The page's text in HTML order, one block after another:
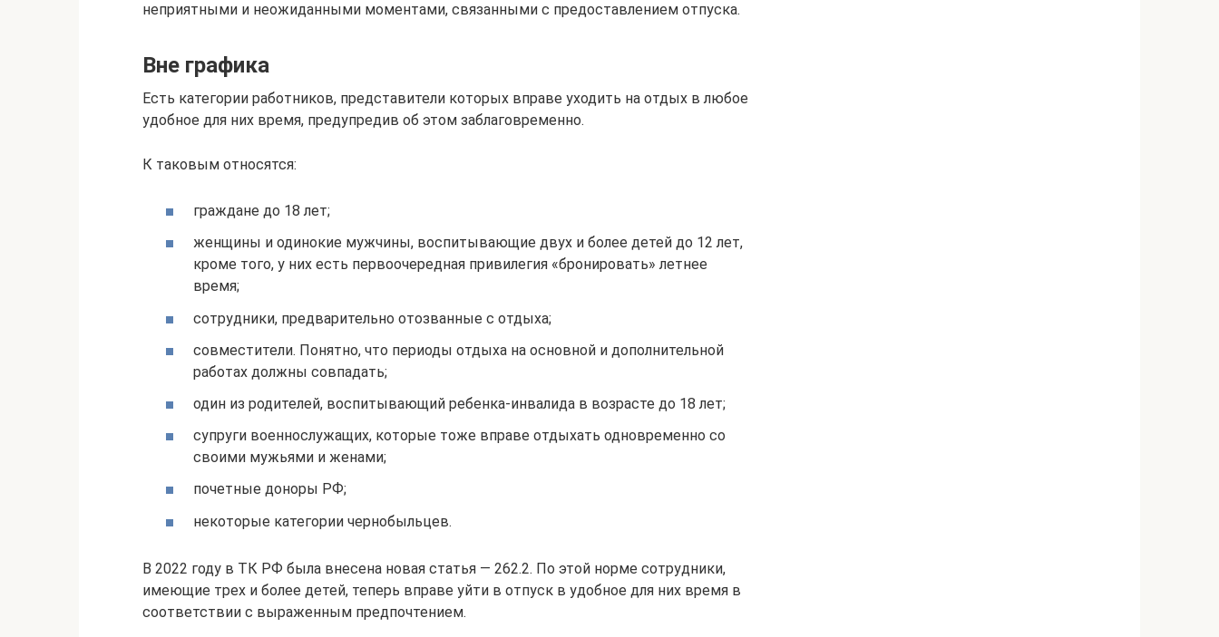
неприятными и неожиданными моментами, связанными с предоставлением отпуска.
Вне графика
Есть категории работников, представители которых вправе уходить на отдых в любое
удобное для них время, предупредив об этом заблаговременно.
К таковым относятся:
граждане до 18 лет;
женщины и одинокие мужчины, воспитывающие двух и более детей до 12 лет,
кроме того, у них есть первоочередная привилегия «бронировать» летнее
время;
сотрудники, предварительно отозванные с отдыха;
совместители. Понятно, что периоды отдыха на основной и дополнительной
работах должны совпадать;
один из родителей, воспитывающий ребенка-инвалида в возрасте до 18 лет;
супруги военнослужащих, которые тоже вправе отдыхать одновременно со
своими мужьями и женами;
почетные доноры РФ;
некоторые категории чернобыльцев.
В 2022 году в ТК РФ была внесена новая статья — 262.2. По этой норме сотрудники,
имеющие трех и более детей, теперь вправе уйти в отпуск в удобное для них время в
соответствии с выраженным предпочтением.